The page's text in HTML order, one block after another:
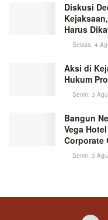
Diskusi
Harus
Selasa, 4
Aksi di
Hukum
Senin, 3
Bangun
Vega
Corporate
Senin, 3